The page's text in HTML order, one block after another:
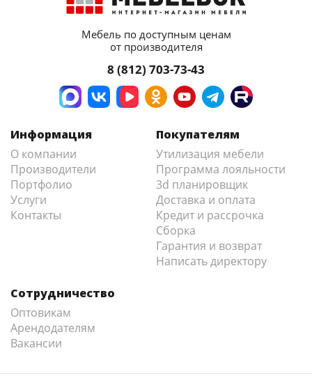
Мебель по доступным ценам
от производителя
8 (812) 703-73-43
Информация
О компании
Производители
Портфолио
Услуги
Контакты
Покупателям
Утилизация мебели
Программа лояльности
3d планировщик
Доставка и оплата
Кредит и рассрочка
Сборка
Гарантия и возврат
Написать директору
Сотрудничество
Оптовикам
Арендодателям
Вакансии